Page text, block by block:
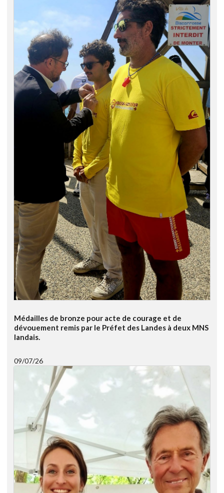
Médailles de bronze pour acte de courage et de
dévouement remis par le Préfet des Landes à deux MNS
landais.
09/07/26